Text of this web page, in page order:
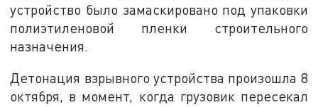
устройство было замаскировано под упаковки
полиэтиленовой пленки строительного
назначения.
Детонация взрывного устройства произошла 8
октября, в момент, когда грузовик пересекал